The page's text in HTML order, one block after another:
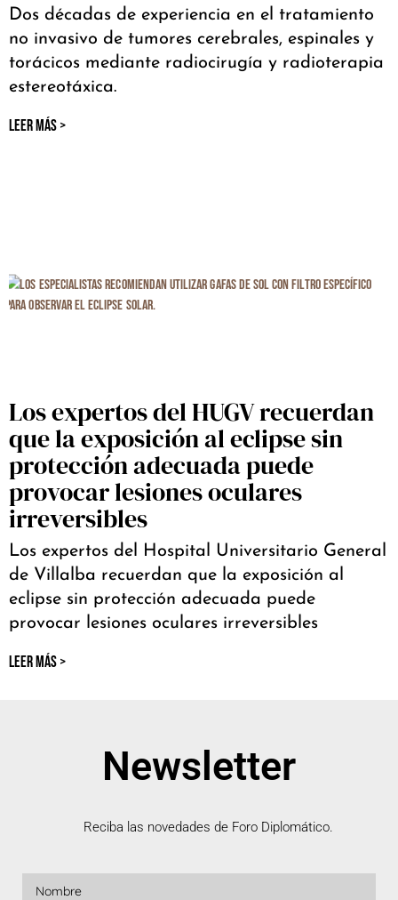
Dos décadas de experiencia en el tratamiento
no invasivo de tumores cerebrales, espinales y
torácicos mediante radiocirugía y radioterapia
estereotáxica.
LEER MÁS >
Los expertos del HUGV recuerdan
que la exposición al eclipse sin
protección adecuada puede
provocar lesiones oculares
irreversibles
Los expertos del Hospital Universitario General
de Villalba recuerdan que la exposición al
eclipse sin protección adecuada puede
provocar lesiones oculares irreversibles
LEER MÁS >
Newsletter
Reciba las novedades de Foro Diplomático.